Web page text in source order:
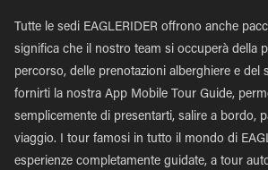
Tutte le sedi EAGLERIDER offrono anche
significa che il nostro team si occuperà della
percorso, delle prenotazioni alberghiere e del
fornirti la nostra App Mobile Tour Guide,
semplicemente di presentarti, salire a bordo,
viaggio. I tour famosi in tutto il mondo di
esperienze completamente guidate, a tour